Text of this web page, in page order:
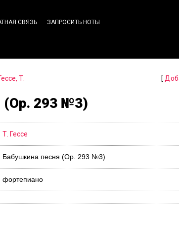
СВЯЗЬ ЗАПРОСИТЬ НОТЫ
Т. [
(Op. 293 №3)
Т. Гессе
Бабушкина песня (Op. 293 №3)
фортепиано